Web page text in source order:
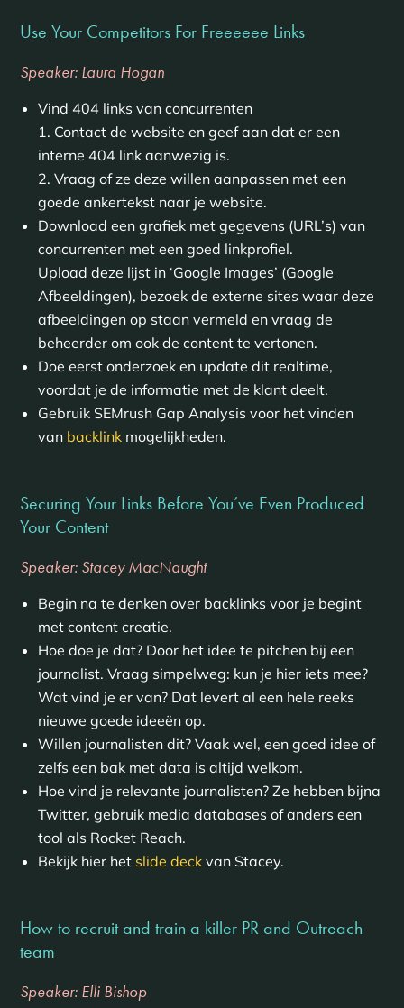
Use Your Competitors For Freeeeee Links
Speaker: Laura Hogan
Vind 404 links van concurrenten
1. Contact de website en geef aan dat er een
interne 404 link aanwezig is.
2. Vraag of ze deze willen aanpassen met een
goede ankertekst naar je website.
Download een grafiek met gegevens (URL’s) van
concurrenten met een goed linkprofiel.
Upload deze lijst in ‘Google Images’ (Google
Afbeeldingen), bezoek de externe sites waar deze
afbeeldingen op staan vermeld en vraag de
beheerder om ook de content te vertonen.
Doe eerst onderzoek en update dit realtime,
voordat je de informatie met de klant deelt.
Gebruik SEMrush Gap Analysis voor het vinden
van backlinkmogelijkheden.
Securing Your Links Before You’ve Even Produced
Your Content
Speaker: Stacey MacNaught
Begin na te denken over backlinks voor je begint
met content creatie.
Hoe doe je dat? Door het idee te pitchen bij een
journalist. Vraag simpelweg: kun je hier iets mee?
Wat vind je er van? Dat levert al een hele reeks
nieuwe goede ideeën op.
Willen journalisten dit? Vaak wel, een goed idee of
zelfs een bak met data is altijd welkom.
Hoe vind je relevante journalisten? Ze hebben bijna
Twitter, gebruik media databases of anders een
tool als Rocket Reach.
Bekijk hier het slide deckvan Stacey.
How to recruit and train a killer PR and Outreach
team
Speaker: Elli Bishop